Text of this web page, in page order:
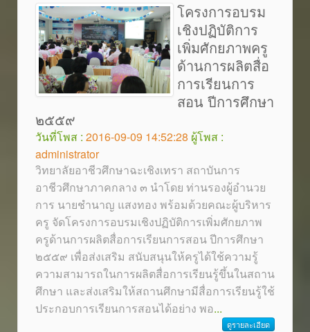
โครงการอบรม
เชิงปฏิบัติการ
เพิ่มศักยภาพครู
ด้านการผลิตสื่อ
การเรียนการ
สอน ปีการศึกษา
๒๕๕๙
วันที่โพส : 2016-09-09 14:52:28 ผู้โพส :
administrator
วิทยาลัยอาชีวศึกษาฉะเชิงเทรา สถาบันการ
อาชีวศึกษาภาคกลาง ๓ นำโดย ท่านรองผู้อำนวย
การ นายชำนาญ แสงทอง พร้อมด้วยคณะผู้บริหาร
ครู จัดโครงการอบรมเชิงปฏิบัติการเพิ่มศักยภาพ
ครูด้านการผลิตสื่อการเรียนการสอน ปีการศึกษา
๒๕๕๙ เพื่อส่งเสริม สนับสนุนให้ครูได้ใช้ความรู้
ความสามารถในการผลิตสื่อการเรียนรู้ขึ้นในสถาน
ศึกษา และส่งเสริมให้สถานศึกษามีสื่อการเรียนรู้ใช้
ประกอบการเรียนการสอนได้อย่าง พอ...
ดูรายละเอียด